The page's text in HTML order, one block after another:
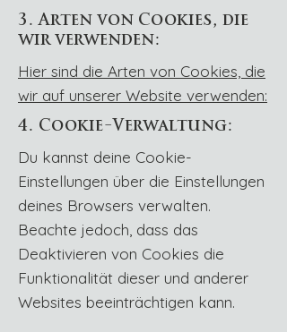
3. Arten von Cookies, die
wir verwenden:
Hier sind die Arten von Cookies, die
wir auf unserer Website verwenden:
4. Cookie-Verwaltung:
Du kannst deine Cookie-
Einstellungen über die Einstellungen
deines Browsers verwalten.
Beachte jedoch, dass das
Deaktivieren von Cookies die
Funktionalität dieser und anderer
Websites beeinträchtigen kann.